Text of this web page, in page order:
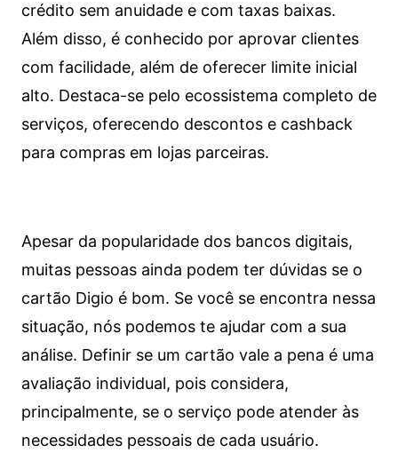
crédito sem anuidade e com taxas baixas.
Além disso, é conhecido por aprovar clientes
com facilidade, além de oferecer limite inicial
alto. Destaca-se pelo ecossistema completo de
serviços, oferecendo descontos e cashback
para compras em lojas parceiras.
Apesar da popularidade dos bancos digitais,
muitas pessoas ainda podem ter dúvidas se o
cartão Digio é bom. Se você se encontra nessa
situação, nós podemos te ajudar com a sua
análise. Definir se um cartão vale a pena é uma
avaliação individual, pois considera,
principalmente, se o serviço pode atender às
necessidades pessoais de cada usuário.